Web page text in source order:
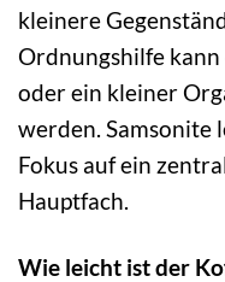
kleinere
Ordnungshilfe
oder ein kleiner
werden. Samsonite
Fokus auf ein
Hauptfach.
Wie leicht ist der